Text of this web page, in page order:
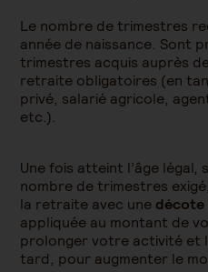
Le nombre de trimestres
année de naissance. Sont
trimestres acquis auprès
retraite obligatoires (en
privé, salarié agricole,
etc.).
Une fois atteint l’âge légal,
nombre de trimestres
la retraite avec une décote
appliquée au montant de
prolonger votre activité et
tard, pour augmenter le